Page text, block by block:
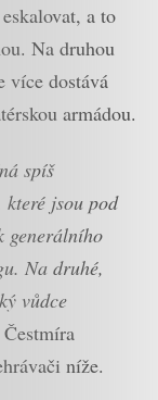
a to
Na druhou
více dostává
armádou.
spíš
jsou pod
generálního
Na druhé,
vůdce
níže.